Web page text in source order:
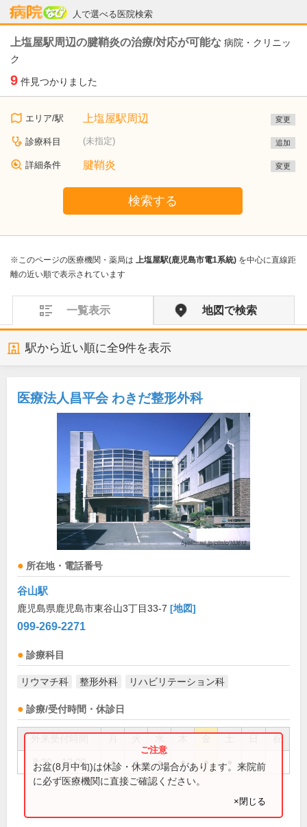
人で選べる医院検索
病院なび
上塩屋駅周辺の腱鞘炎の治療/対応が可能な 病院・クリニッ
ク
9 件見つかりました
エリア/駅 上塩屋駅周辺 変更
診療科目 (未指定) 追加
詳細条件 腱鞘炎 変更
検索する
※このページの医療機関・薬局は 上塩屋駅(鹿児島市電1系統) を中心に直線距
離の近い順で表示されています
一覧表示 地図で検索
駅から近い順に全9件を表示
医療法人昌平会 わきだ整形外科
所在地・電話番号
谷山駅
鹿児島県鹿児島市東谷山3丁目33-7 [地図]
099-269-2271
診療科目
リウマチ科 整形外科 リハビリテーション科
診療/受付時間・休診日
祝
8:30～12:00 ● ● ● ● ●
お盆(8月中旬)は休診・休業の場合があります。来院前
に必ず医療機関に直接ご確認ください。
×閉じる